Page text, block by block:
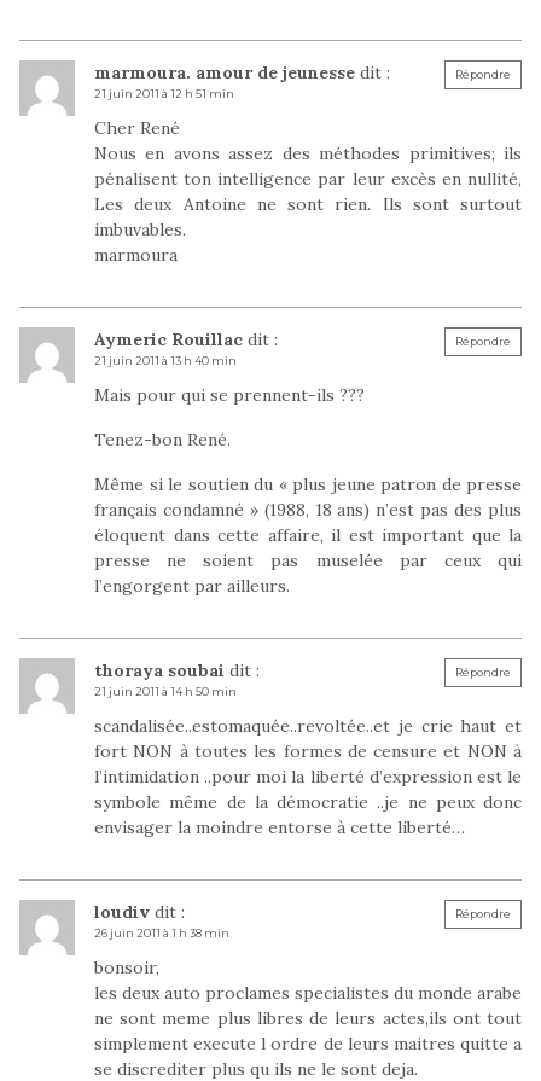
marmoura. amour de jeunesse dit :
21 juin 2011 à 12 h 51 min
Cher René
Nous en avons assez des méthodes primitives; ils
pénalisent ton intelligence par leur excès en nullité,
Les deux Antoine ne sont rien. Ils sont surtout
imbuvables.
marmoura
Répondre
Aymeric Rouillac dit :
21 juin 2011 à 13 h 40 min
Mais pour qui se prennent-ils ???
Tenez-bon René.
Même si le soutien du « plus jeune patron de presse
français condamné » (1988, 18 ans) n’est pas des plus
éloquent dans cette affaire, il est important que la
presse ne soient pas muselée par ceux qui
l’engorgent par ailleurs.
Répondre
thoraya soubai dit :
21 juin 2011 à 14 h 50 min
scandalisée..estomaquée..revoltée..et je crie haut et
fort NON à toutes les formes de censure et NON à
l’intimidation ..pour moi la liberté d’expression est le
symbole même de la démocratie ..je ne peux donc
envisager la moindre entorse à cette liberté…
Répondre
loudiv dit :
26 juin 2011 à 1 h 38 min
bonsoir,
les deux auto proclames specialistes du monde arabe
ne sont meme plus libres de leurs actes,ils ont tout
simplement execute l ordre de leurs maitres quitte a
se discrediter plus qu ils ne le sont deja.
Répondre